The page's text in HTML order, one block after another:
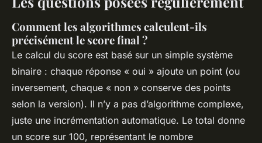
Comment les algorithmes calculent-ils
précisément le score final ?
Le calcul du score est basé sur un simple système
binaire : chaque réponse « oui » ajoute un point (ou
inversement, chaque « non » conserve des points
selon la version). Il n’y a pas d’algorithme complexe,
juste une incrémentation automatique. Le total donne
un score sur 100, représentant le nombre